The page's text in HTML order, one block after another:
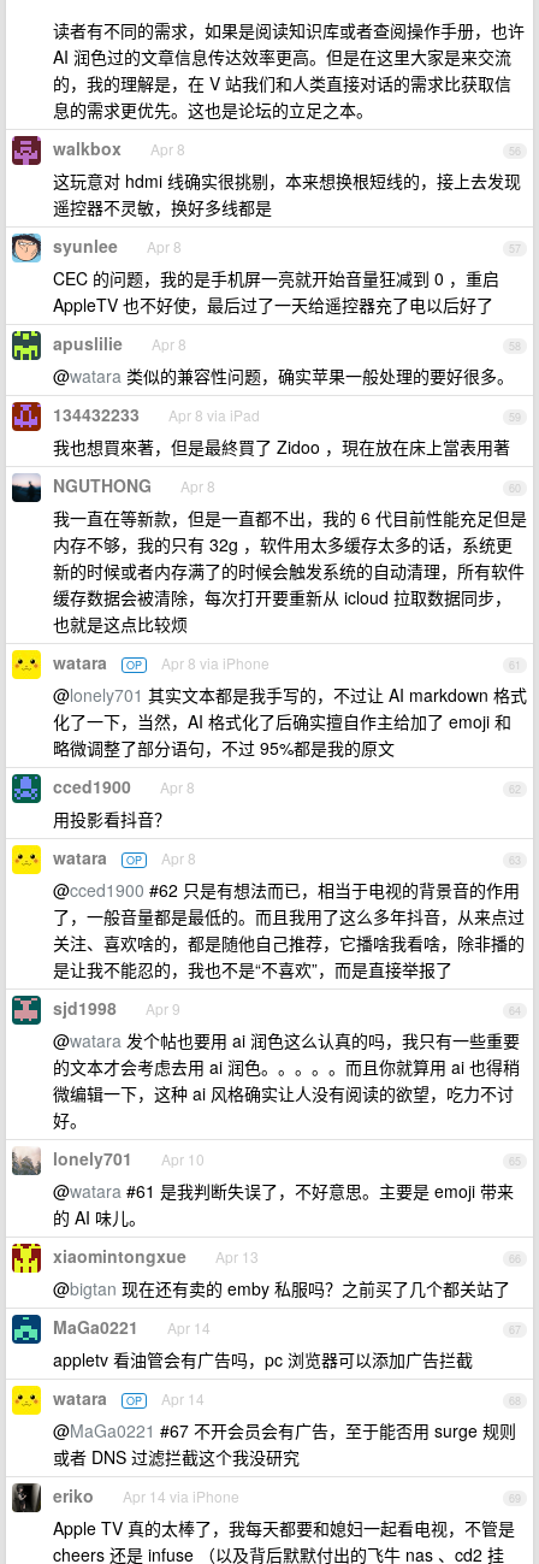
读者有不同的需求，如果是阅读知识库或者查阅操作手册，也许
AI 润色过的文章信息传达效率更高。但是在这里大家是来交流
的，我的理解是，在 V 站我们和人类直接对话的需求比获取信
息的需求更优先。这也是论坛的立足之本。
56
walkbox Apr 8
这玩意对 hdmi 线确实很挑剔，本来想换根短线的，接上去发现
遥控器不灵敏，换好多线都是
57
syunlee Apr 8
CEC 的问题，我的是手机屏一亮就开始音量狂减到 0 ，重启
AppleTV 也不好使，最后过了一天给遥控器充了电以后好了
58
apuslilie Apr 8
@watara 类似的兼容性问题，确实苹果一般处理的要好很多。
59
134432233 Apr 8 via iPad
我也想買來著，但是最終買了 Zidoo ，現在放在床上當表用著
60
NGUTHONG Apr 8
我一直在等新款，但是一直都不出，我的 6 代目前性能充足但是
内存不够，我的只有 32g ，软件用太多缓存太多的话，系统更
新的时候或者内存满了的时候会触发系统的自动清理，所有软件
缓存数据会被清除，每次打开要重新从 icloud 拉取数据同步，
也就是这点比较烦
61
watara OP Apr 8 via iPhone
@lonely701 其实文本都是我手写的，不过让 AI markdown 格式
化了一下，当然，AI 格式化了后确实擅自作主给加了 emoji 和
略微调整了部分语句，不过 95%都是我的原文
62
cced1900 Apr 8
用投影看抖音？
63
watara OP Apr 8
@cced1900 #62 只是有想法而已，相当于电视的背景音的作用
了，一般音量都是最低的。而且我用了这么多年抖音，从来点过
关注、喜欢啥的，都是随他自己推荐，它播啥我看啥，除非播的
是让我不能忍的，我也不是“不喜欢”，而是直接举报了
64
sjd1998 Apr 9
@watara 发个帖也要用 ai 润色这么认真的吗，我只有一些重要
的文本才会考虑去用 ai 润色。。。。。而且你就算用 ai 也得稍
微编辑一下，这种 ai 风格确实让人没有阅读的欲望，吃力不讨
好。
65
lonely701 Apr 10
@watara #61 是我判断失误了，不好意思。主要是 emoji 带来
的 AI 味儿。
66
xiaomintongxue Apr 13
@bigtan 现在还有卖的 emby 私服吗？之前买了几个都关站了
67
MaGa0221 Apr 14
appletv 看油管会有广告吗，pc 浏览器可以添加广告拦截
68
watara OP Apr 14
@MaGa0221 #67 不开会员会有广告，至于能否用 surge 规则
或者 DNS 过滤拦截这个我没研究
69
eriko Apr 14 via iPhone
Apple TV 真的太棒了，我每天都要和媳妇一起看电视，不管是
cheers 还是 infuse （以及背后默默付出的飞牛 nas 、cd2 挂